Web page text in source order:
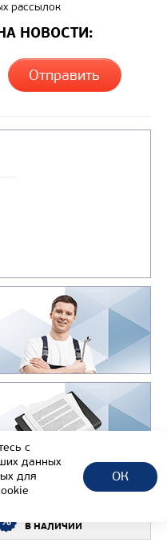
В НАЛИЧИИ
рассылок
НОВОСТИ:
с
данных
для
ОК